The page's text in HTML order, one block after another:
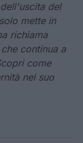
del
mette in
richiama
continua a
come
nel suo